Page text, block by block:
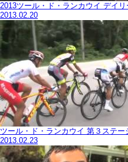
2013ツール・ド・ランカウイ デイ
2013.02.20
ツール・ド・ランカウイ 第３ステー
2013.02.23